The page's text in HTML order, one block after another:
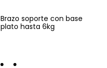
Brazo soporte con base
plato hasta 6kg